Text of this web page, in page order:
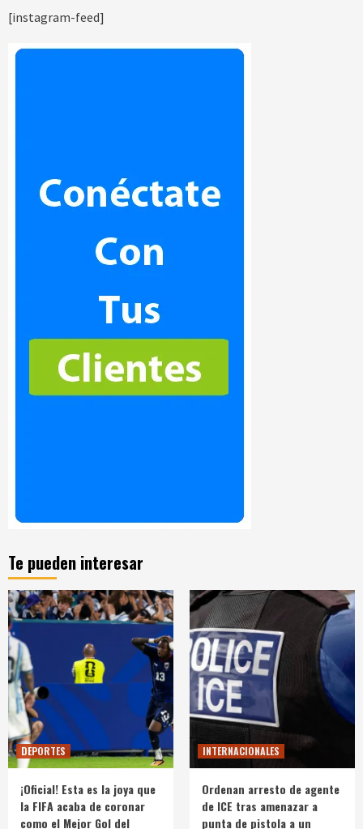
[instagram-feed]
Te pueden interesar
DEPORTES
¡Oficial! Esta es la joya que
la FIFA acaba de coronar
como el Mejor Gol del
INTERNACIONALES
Ordenan arresto de agente
de ICE tras amenazar a
punta de pistola a un